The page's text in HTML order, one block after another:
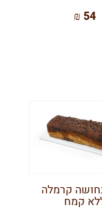
54 ₪
קרמלה
קמח